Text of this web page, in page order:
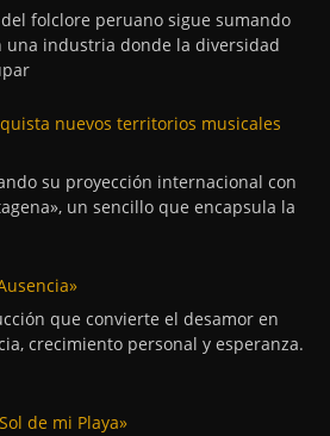
folclore peruano sigue sumando
una industria donde la diversidad
nuevos territorios musicales
su proyección internacional con
un sencillo que encapsula la
que convierte el desamor en
crecimiento personal y esperanza.
de mi Playa»